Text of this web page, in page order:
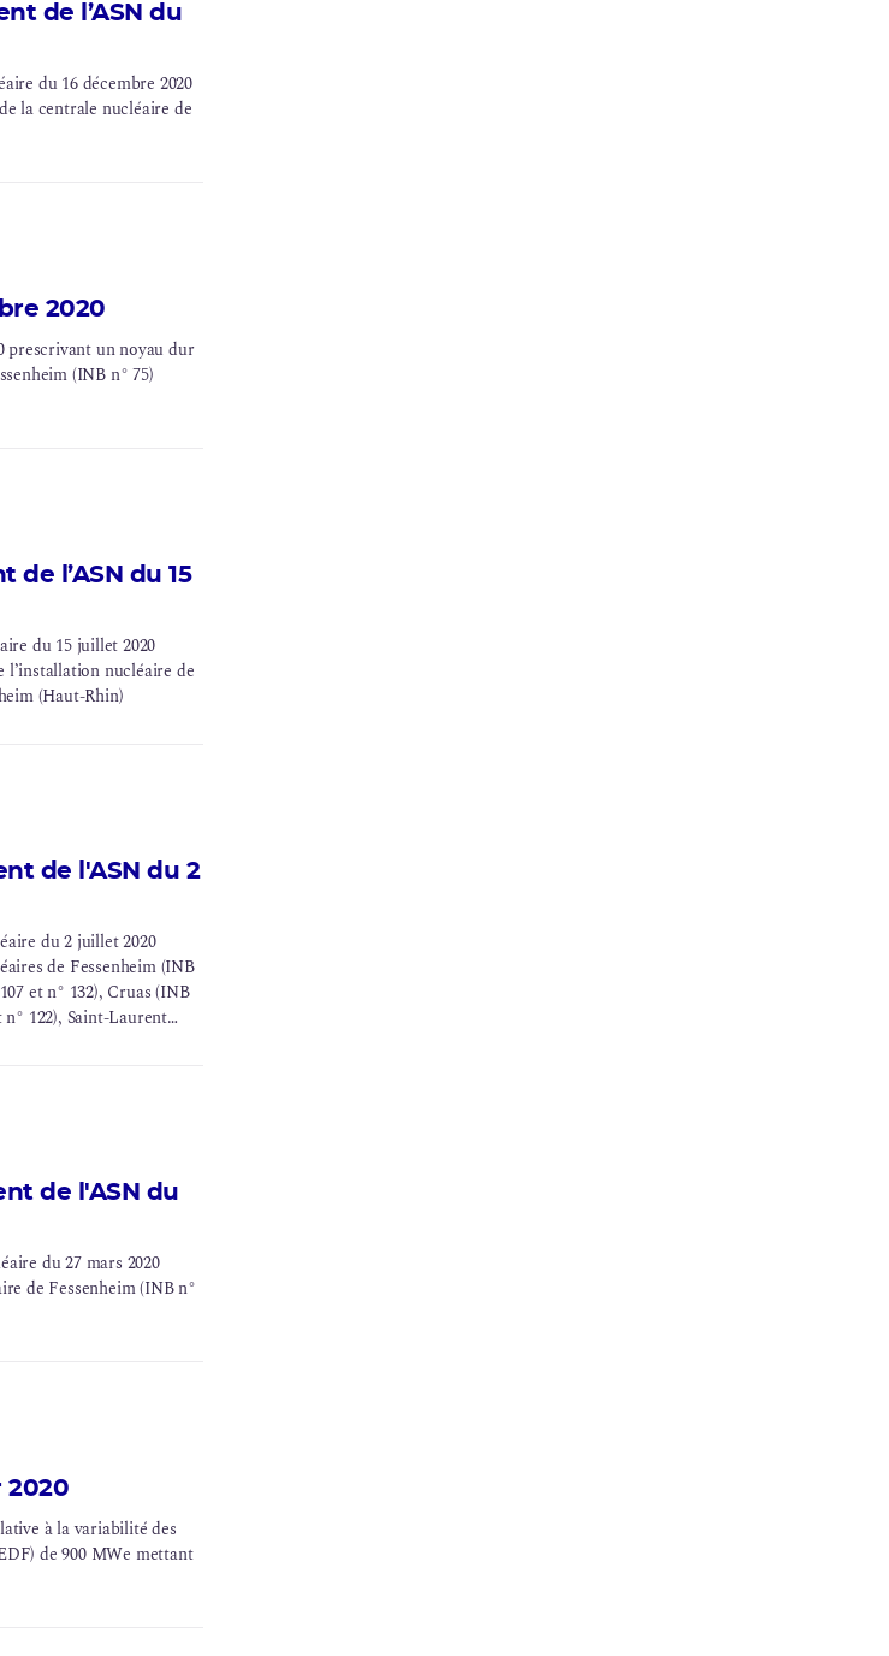
de l’ASN du
du 16 décembre 2020
la centrale nucléaire de
2020
prescrivant unnoyau dur
(INB n° 75)
de l’ASN du 15
du 15 juillet 2020
l’installation nucléaire de
(Haut-Rhin)
de l'ASN du 2
du 2 juillet 2020
de Fessenheim (INB
et n° 132), Cruas (INB
122), Saint-Laurent
de l'ASN du
du 27 mars 2020
de Fessenheim (INB n°
2020
à la variabilité des
de 900 MWe mettant